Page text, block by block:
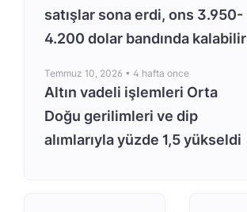
satışlar sona erdi, ons 3.950-
4.200 dolar bandında kalabilir
Temmuz 10, 2026 • 4 hafta once
Altın vadeli işlemleri Orta
Doğu gerilimleri ve dip
alımlarıyla yüzde 1,5 yükseldi